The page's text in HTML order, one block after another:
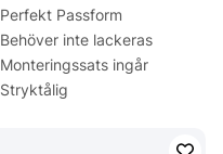
Perfekt Passform
Behöver inte lackeras
Monteringssats ingår
Stryktålig